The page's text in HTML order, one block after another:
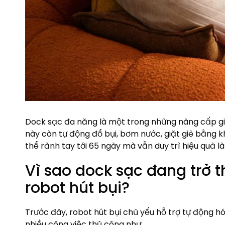
Dock sạc đa năng là một trong những nâng cấp
này còn tự động đổ bụi, bơm nước, giặt giẻ bằng
thể rảnh tay tới 65 ngày mà vẫn duy trì hiệu quả
Vì sao dock sạc đang trở
robot hút bụi?
Trước đây, robot hút bụi chủ yếu hỗ trợ tự động